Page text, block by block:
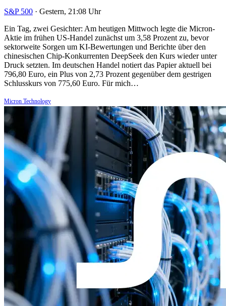
S&P 500 · Gestern, 21:08 Uhr
Ein Tag, zwei Gesichter: Am heutigen Mittwoch legte die Micron-
Aktie im frühen US-Handel zunächst um 3,58 Prozent zu, bevor
sektorweite Sorgen um KI-Bewertungen und Berichte über den
chinesischen Chip-Konkurrenten DeepSeek den Kurs wieder unter
Druck setzten. Im deutschen Handel notiert das Papier aktuell bei
796,80 Euro, ein Plus von 2,73 Prozent gegenüber dem gestrigen
Schlusskurs von 775,60 Euro. Für mich…
Micron Technology